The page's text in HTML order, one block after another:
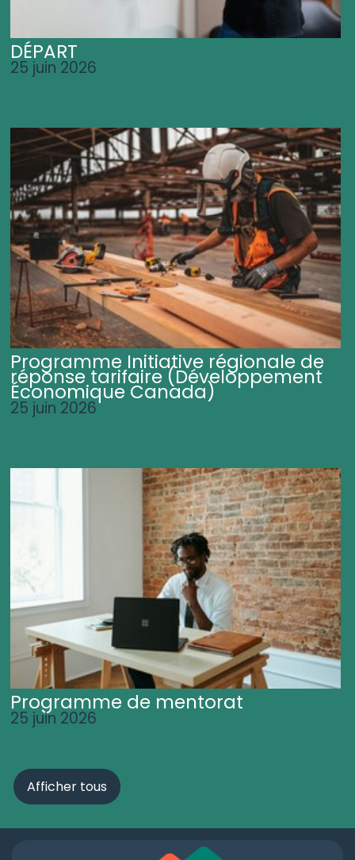
DÉPART
25 juin 2026
Programme Initiative régionale de
réponse tarifaire (Développement
Économique Canada)
25 juin 2026
Programme de mentorat
25 juin 2026
Afficher tous